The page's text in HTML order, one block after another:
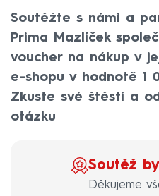
Soutěžte s námi a
Prima Mazlíček
voucher na nákup v
e-shopu v hodnotě 1
Zkuste své štěstí a
otázku
Soutěž
Děkujeme